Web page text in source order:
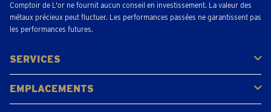
Comptoir de L'or ne fournit aucun conseil en investissement. La valeur des
métaux précieux peut fluctuer. Les performances passées ne garantissent pas
les performances futures.
SERVICES
Acheter
Vendre
Vente aux enchères
EMPLACEMENTS
Gerpinnes
Liège
Namur
Waterloo
Woluwe-Saint-Lambert
Voir tous les emplacements